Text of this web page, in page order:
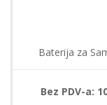
Baterija za
Bez PDV-a: